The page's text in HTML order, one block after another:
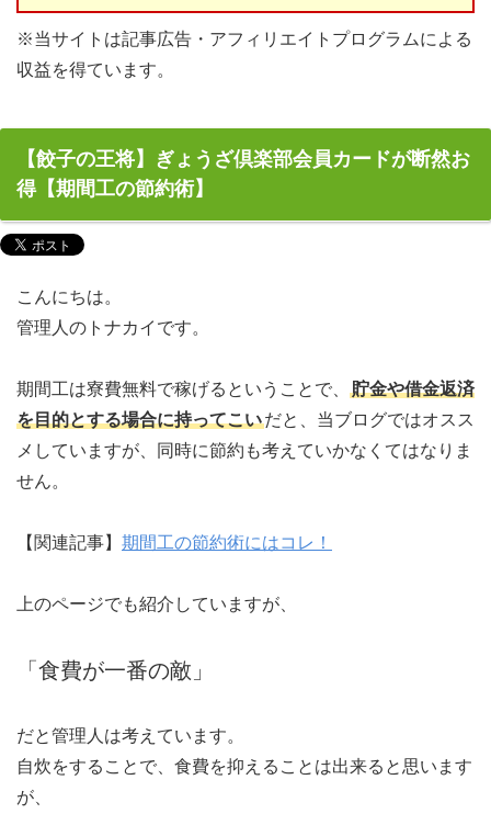
お問い合わせ
※当サイトは記事広告・アフィリエイトプログラムによる
収益を得ています。
【餃子の王将】ぎょうざ倶楽部会員カードが断然お
得【期間工の節約術】
こんにちは。
管理人のトナカイです。
期間工は寮費無料で稼げるということで、
貯金や借金返済
を目的とする場合に持ってこいだと、当ブログではオスス
メしていますが、同時に節約も考えていかなくてはなりま
せん。
【関連記事】 期間工の節約術にはコレ！
上のページでも紹介していますが、
「食費が一番の敵」
だと管理人は考えています。
自炊をすることで、食費を抑えることは出来ると思います
が、